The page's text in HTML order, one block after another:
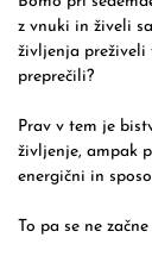
z vnuki in živeli
življenja
preprečili?
Prav v tem je
življenje, ampak
energični in
To pa se ne